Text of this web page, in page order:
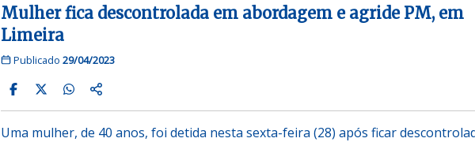
Mulher fica descontrolada em abordagem e agride PM, em
Limeira
Publicado 29/04/2023
Uma mulher, de 40 anos, foi detida nesta sexta-feira (28) após ficar